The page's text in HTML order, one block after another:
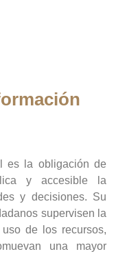
es la obligación de
y accesible la
y decisiones. Su
supervisen la
de los recursos,
una mayor